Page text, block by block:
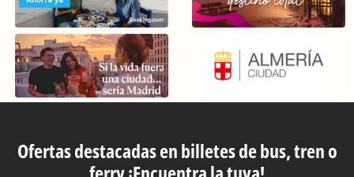
Ofertas destacadas en billetes de bus, tren o